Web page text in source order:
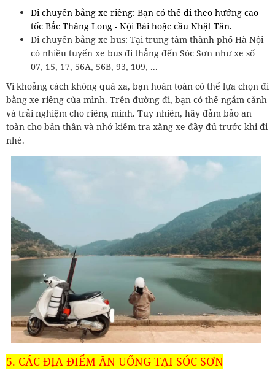
Di chuyển bằng xe riêng: Bạn có thể đi theo hướng cao
tốc Bắc Thăng Long - Nội Bài hoặc cầu Nhật Tân.
Di chuyển bằng xe bus: Tại trung tâm thành phố Hà Nội
có nhiều tuyến xe bus đi thẳng đến Sóc Sơn như xe số
07, 15, 17, 56A, 56B, 93, 109, ...
Vì khoảng cách không quá xa, bạn hoàn toàn có thể lựa chọn đi
bằng xe riêng của mình. Trên đường đi, bạn có thể ngắm cảnh
và trải nghiệm cho riêng mình. Tuy nhiên, hãy đảm bảo an
toàn cho bản thân và nhớ kiểm tra xăng xe đầy đủ trước khi đi
nhé.
5. CÁC ĐỊA ĐIỂM ĂN UỐNG TẠI SÓC SƠN